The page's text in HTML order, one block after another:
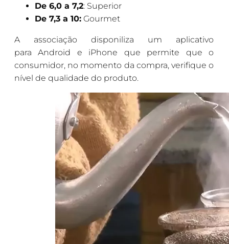
De 6,0 a 7,2: Superior
De 7,3 a 10: Gourmet
A associação disponiliza um aplicativo
para Android e iPhone que permite que o
consumidor, no momento da compra, verifique o
nível de qualidade do produto.